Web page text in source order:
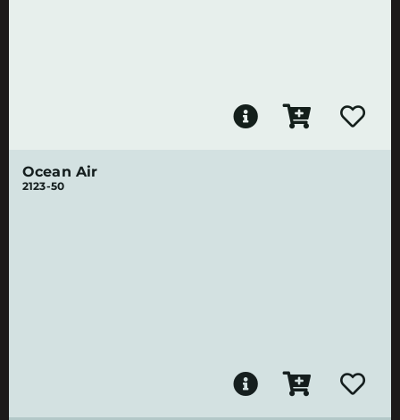
Ocean Air
2123-50